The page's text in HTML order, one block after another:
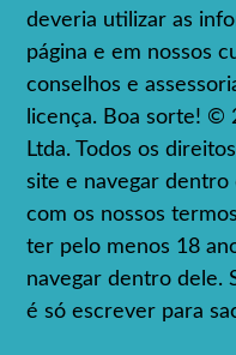
deveria utilizar as
página e em nossos
conselhos e
licença. Boa sorte! ©
Ltda. Todos os
site e navegar
com os nossos
ter pelo menos 18
navegar dentro dele.
é só escrever para